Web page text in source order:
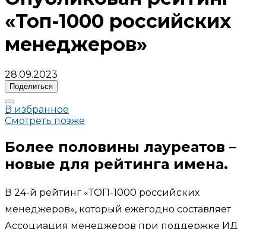
«Топ-1000 российских
менеджеров»
28.09.2023
Поделиться
В избранное
Смотреть позже
Более половины лауреатов –
новые для рейтинга имена.
В 24-й рейтинг «ТОП-1000 российских
менеджеров», который ежегодно составляет
Ассоциация менеджеров при поддержке ИД